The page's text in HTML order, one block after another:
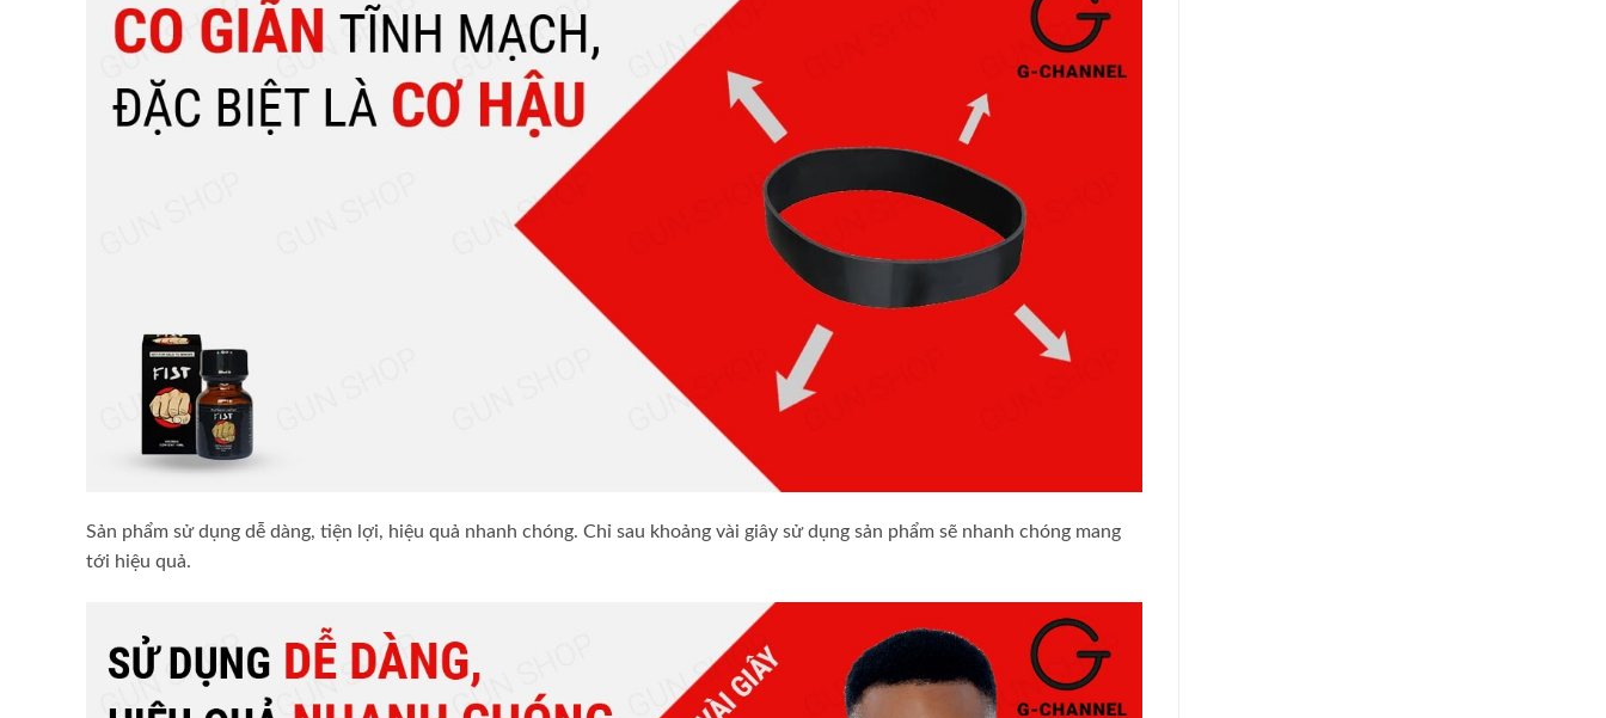
Sản phẩm sử dụng dễ dàng, tiện lợi, hiệu quả nhanh chóng. Chỉ sau khoảng vài giây sử dụng sản phẩm sẽ nhanh chóng mang
tới hiệu quả.